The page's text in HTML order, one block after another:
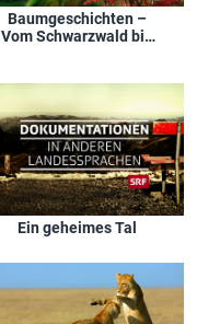
Baumgeschichten –
Vom Schwarzwald bis
Ein geheimes Tal